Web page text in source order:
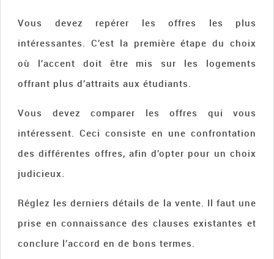
Vous devez repérer les offres les plus
intéressantes. C’est la première étape du choix
où l’accent doit être mis sur les logements
offrant plus d’attraits aux étudiants.
Vous devez comparer les offres qui vous
intéressent. Ceci consiste en une confrontation
des différentes offres, afin d’opter pour un choix
judicieux.
Réglez les derniers détails de la vente. Il faut une
prise en connaissance des clauses existantes et
conclure l’accord en de bons termes.